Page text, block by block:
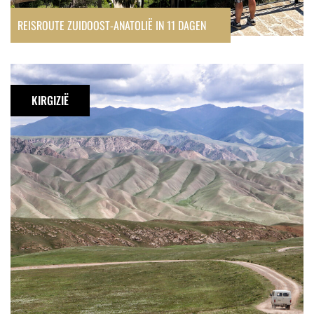
REISROUTE ZUIDOOST-ANATOLIË IN 11 DAGEN
Reisroute
KirgiziëKIRGIZIË